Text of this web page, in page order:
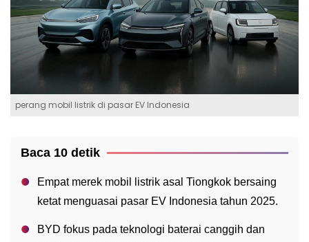
perang mobil listrik di pasar EV Indonesia
Baca 10 detik
Empat merek mobil listrik asal Tiongkok bersaing
ketat menguasai pasar EV Indonesia tahun 2025.
BYD fokus pada teknologi baterai canggih dan